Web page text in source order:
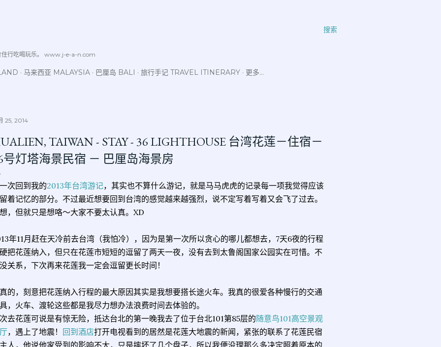
搜索
住行吃喝玩乐。 www.j-e-a-n.com
马来西亚 MALAYSIA 巴厘岛 BALI 旅行手记 TRAVEL ITINERARY 更多…
25, 2014
TAIWAN - STAY - 36 LIGHTHOUSE 台湾花莲－住宿－
号灯塔海景民宿 － 巴厘岛海景房
次回到我的2013年台湾游记，其实也不算什么游记，就是马马虎虎的记录每一项我觉得应该
着记忆的部分。不过最近想要回到台湾的感觉越来越强烈，说不定写着写着又会飞了过去。
，但就只是想咯～大家不要太认真。XD
年11月赶在天冷前去台湾（我怕冷），因为是第一次所以贪心的哪儿都想去，7天6夜的行程
把花莲纳入，但只在花莲市短短的逗留了两天一夜，没有去到太鲁阁国家公园实在可惜。不
关系，下次再来花莲我一定会逗留更长时间！
的，刻意把花莲纳入行程的最大原因其实是我想要搭长途火车。我真的很爱各种慢行的交通
，火车、渡轮这些都是我尽力想办法浪费时间去体验的。
去花莲可说是有惊无险，抵达台北的第一晚我去了位于台北101第85层的随意鸟101高空景观
，遇上了地震！ 回到酒店打开电视看到的居然是花莲大地震的新闻，紧张的联系了花莲民宿
人，他说他家受到的影响不大，只是摔坏了几个盘子，所以我便没理那么多决定照着原本的